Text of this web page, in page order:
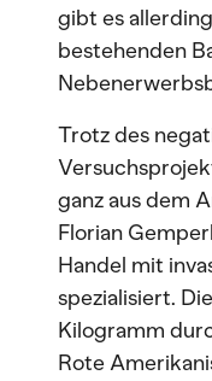
gibt es
bestehenden
Trotz des
ganz aus dem
Florian
Handel mit
spezialisiert.
Kilogramm
Rote